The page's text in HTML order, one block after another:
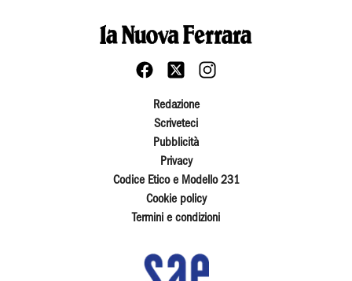
Redazione
Scriveteci
Pubblicità
Privacy
Codice Etico e Modello 231
Cookie policy
Termini e condizioni